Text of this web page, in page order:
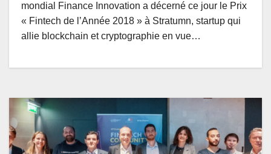
mondial Finance Innovation a décerné ce jour le Prix
« Fintech de l’Année 2018 » à Stratumn, startup qui
allie blockchain et cryptographie en vue…